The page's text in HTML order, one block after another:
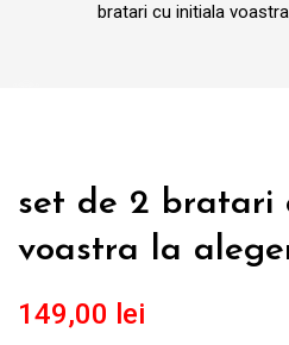
bratari cu initiala
set de 2 bratari
voastra la
149,00 lei